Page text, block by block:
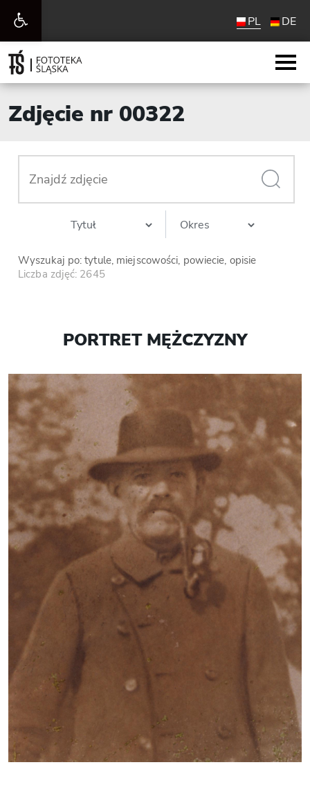
Otwórz
pasek
narzędzi
PL DE
Zdjęcie nr 00322
Wyszukaj po: tytule, miejscowości, powiecie, opisie
Liczba zdjęć: 2645
PORTRET MĘŻCZYZNY